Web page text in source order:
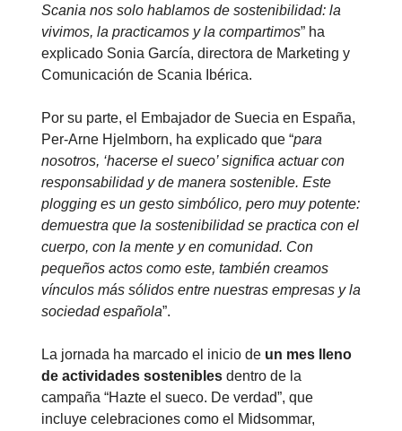
Scania nos solo hablamos de sostenibilidad: la
vivimos, la practicamos y la compartimos” ha
explicado Sonia García, directora de Marketing y
Comunicación de Scania Ibérica.
Por su parte, el Embajador de Suecia en España,
Per-Arne Hjelmborn, ha explicado que “para
nosotros, ‘hacerse el sueco’ significa actuar con
responsabilidad y de manera sostenible. Este
plogging es un gesto simbólico, pero muy potente:
demuestra que la sostenibilidad se practica con el
cuerpo, con la mente y en comunidad. Con
pequeños actos como este, también creamos
vínculos más sólidos entre nuestras empresas y la
sociedad española”.
La jornada ha marcado el inicio de un mes lleno
de actividades sostenibles dentro de la
campaña “Hazte el sueco. De verdad”, que
incluye celebraciones como el Midsommar,